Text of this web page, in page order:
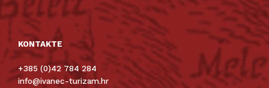
KONTAKTE
+385 (0)42 784 284
info@ivanec-turizam.hr